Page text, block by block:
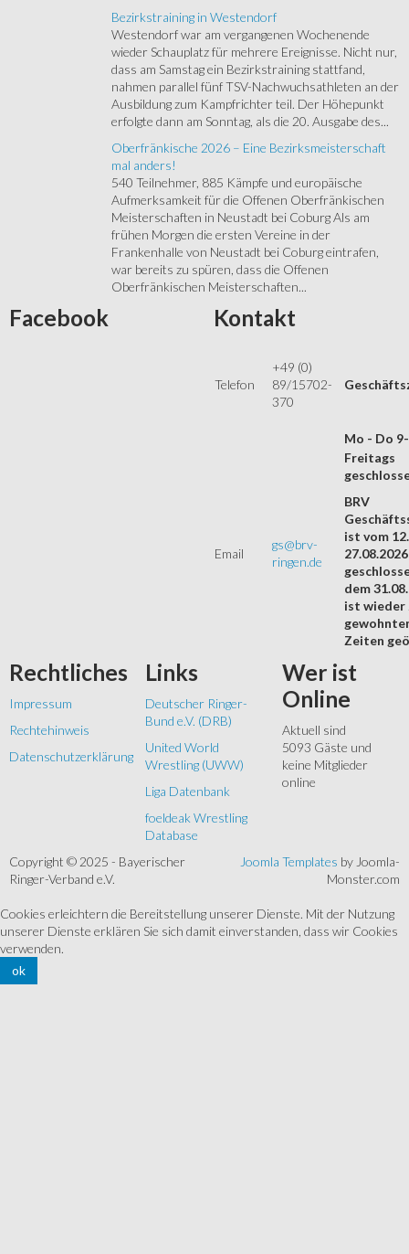
Bezirkstraining in Westendorf
Westendorf war am vergangenen Wochenende
wieder Schauplatz für mehrere Ereignisse. Nicht nur,
dass am Samstag ein Bezirkstraining stattfand,
nahmen parallel fünf TSV-Nachwuchsathleten an der
Ausbildung zum Kampfrichter teil. Der Höhepunkt
erfolgte dann am Sonntag, als die 20. Ausgabe des...
Oberfränkische 2026 – Eine Bezirksmeisterschaft
mal anders!
540 Teilnehmer, 885 Kämpfe und europäische
Aufmerksamkeit für die Offenen Oberfränkischen
Meisterschaften in Neustadt bei Coburg Als am
frühen Morgen die ersten Vereine in der
Frankenhalle von Neustadt bei Coburg eintrafen,
war bereits zu spüren, dass die Offenen
Oberfränkischen Meisterschaften...
Facebook Kontakt
Telefon
+49 (0)
89/15702-
370
Mo - Do
Email
gs@brv-
ringen.de
Freitags
BRV
ist vom
27.08.2026
dem
ist wieder
Zeiten
Rechtliches
Impressum
Rechtehinweis
Datenschutzerklärung
Links
Deutscher Ringer-
Bund e.V. (DRB)
United World
Wrestling (UWW)
Liga Datenbank
foeldeak Wrestling
Database
Wer ist
Online
Aktuell sind
5093 Gäste und
keine Mitglieder
online
Copyright © 2025 - Bayerischer
Ringer-Verband e.V.
Joomla Templates by Joomla-
Monster.com
Cookies erleichtern die Bereitstellung unserer Dienste. Mit der Nutzung
unserer Dienste erklären Sie sich damit einverstanden, dass wir Cookies
verwenden.
ok